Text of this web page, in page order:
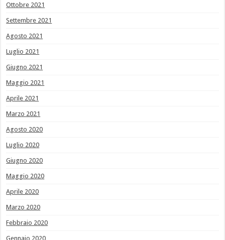
Ottobre 2021
Settembre 2021
Agosto 2021
Luglio 2021
Giugno 2021
Maggio 2021
Aprile 2021
Marzo 2021
Agosto 2020
Luglio 2020
Giugno 2020
Maggio 2020
Aprile 2020
Marzo 2020
Febbraio 2020
Gennaio 2020